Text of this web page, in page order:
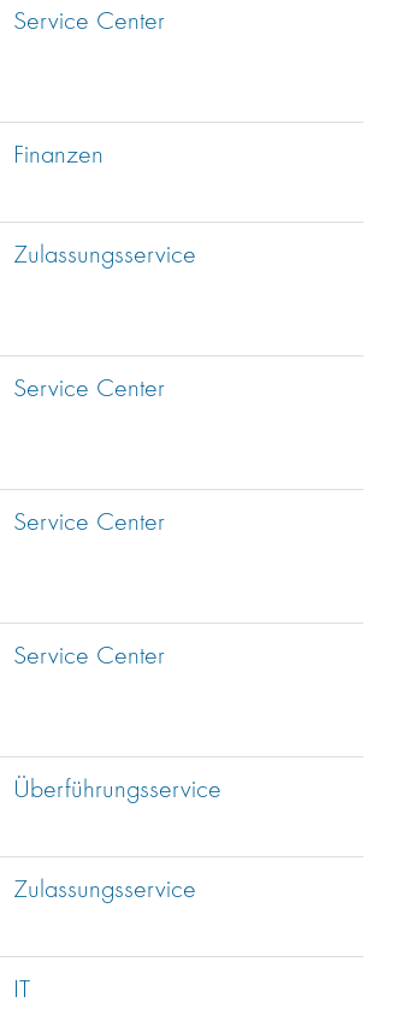
Service Center
Finanzen
Zulassungsservice
Service Center
Service Center
Service Center
Überführungsservice
Zulassungsservice
IT